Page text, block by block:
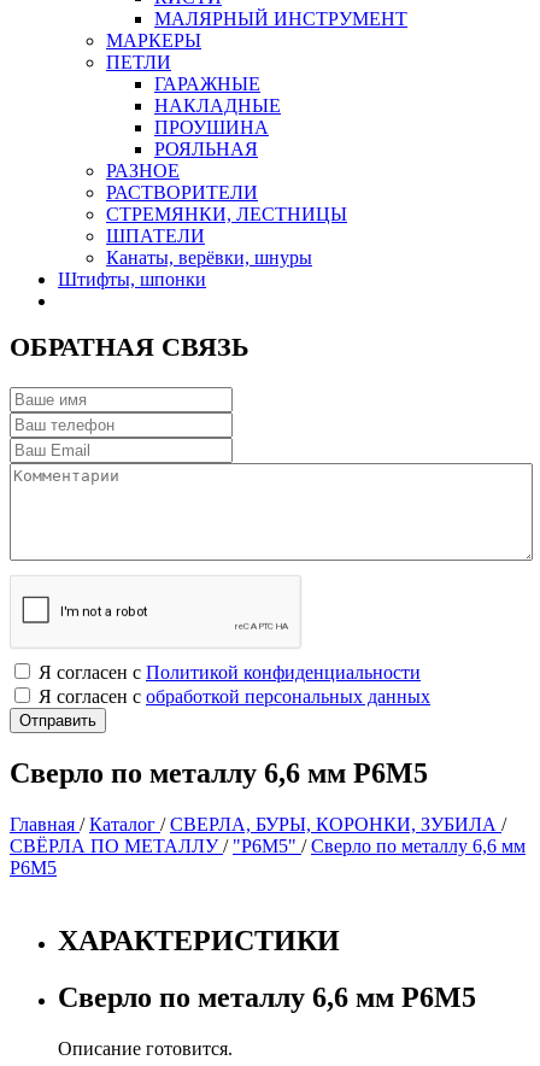
МАЛЯРНЫЙ ИНСТРУМЕНТ
МАРКЕРЫ
ПЕТЛИ
ГАРАЖНЫЕ
НАКЛАДНЫЕ
ПРОУШИНА
РОЯЛЬНАЯ
РАЗНОЕ
РАСТВОРИТЕЛИ
СТРЕМЯНКИ, ЛЕСТНИЦЫ
ШПАТЕЛИ
Канаты, верёвки, шнуры
Штифты, шпонки
ОБРАТНАЯ СВЯЗЬ
Я согласен с Политикой конфиденциальности
Я согласен с обработкой персональных данных
Сверло по металлу 6,6 мм Р6М5
Главная /Каталог /СВЕРЛА, БУРЫ, КОРОНКИ, ЗУБИЛА /
СВЁРЛА ПО МЕТАЛЛУ/ "Р6М5" /Сверло по металлу 6,6 мм
Р6М5
ХАРАКТЕРИСТИКИ
Сверло по металлу 6,6 мм Р6М5
Описание готовится.